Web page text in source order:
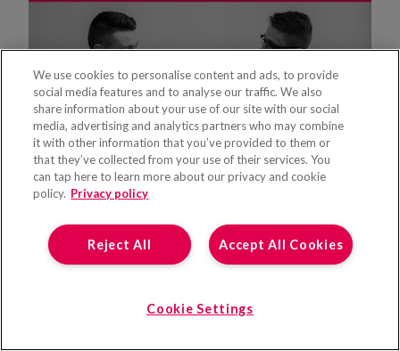
La différence entre une agence de
placement et une agence de
placement et une agence de recrutement? Dans
We use cookies to personalise content and ads, to provide
social media features and to analyse our traffic. We also
share information about your use of our site with our social
media, advertising and analytics partners who may combine
it with other information that you’ve provided to them or
that they’ve collected from your use of their services. You
can tap here to learn more about our privacy and cookie
policy. Privacy policy
Accept All Cookies
Reject All
Cookie Settings